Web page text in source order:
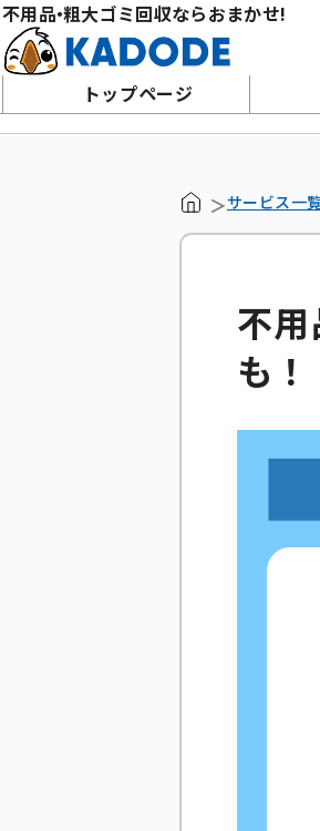
不用品・粗大ゴミ回収ならおまかせ!
トップページ
サービス一
不
も！